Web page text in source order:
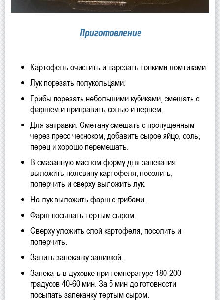
Приготовление
Картофель очистить и нарезать тонкими ломтиками.
Лук порезать полукольцами.
Грибы порезать небольшими кубиками, смешать с
фаршем и приправить солью и перцем.
Для заправки: Сметану смешать с пропущенным
через пресс чесноком, добавить сырое яйцо, соль,
перец и хорошо перемешать.
В смазанную маслом форму для запекания
выложить половину картофеля, посолить,
поперчить и сверху выложить лук.
На лук выложить фарш с грибами.
Фарш посыпать тертым сыром.
Сверху уложить слой картофеля, посолить и
поперчить.
Залить запеканку заливкой.
Запекать в духовке при температуре 180-200
градусов 40-60 мин. За 5 мин до готовности
посыпать запеканку тертым сыром.